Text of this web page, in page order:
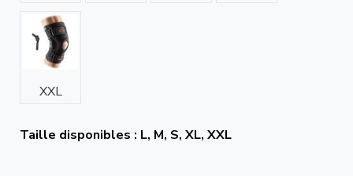
XXL
Taille disponibles : L, M, S, XL, XXL